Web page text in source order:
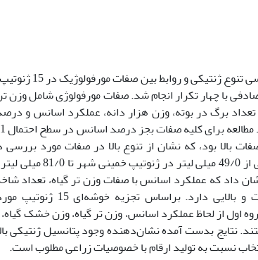
و روابط بین صفات مورفولوژیک در 15 ژنوتیپ بادرشبویه (
با چهار تکرار انجام شد. صفات مورفولوژی شامل وزن
برگ در بوته، وزن هزار دانه، عملکرد اسانس و
بالا بود، که نشان از تنوع بالا در صفات مورد
ژنوتیپ‌های مورد
داد که عملکرد اسانس با صفات وزن تر گیاه، تعداد
اسانس همبستگی مثبت و
اول از لحاظ عملکرد اسانس، وزن تر گیاه، وزن خشک
نتایج بدست آمده نشان‌دهنده وجود پتانسیل ژنتیکی
نسبت به تولید ارقام با خصوصیات زراعی مطلوب است.